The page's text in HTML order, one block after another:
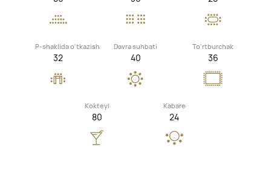
P-shaklida o‘tkazish
32
Davra suhbati
40
To‘rtburchak
36
Kokteyl
80
Kabare
24